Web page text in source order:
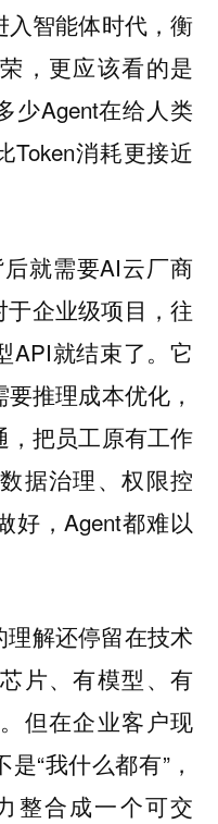
智能体时代，衡
，更应该看的是
少Agent在给人类
Token消耗更接近
就需要AI云厂商
企业级项目，往
API就结束了。它
推理成本优化，
把员工原有工作
据治理、权限控
，Agent都难以
解还停留在技术
片、有模型、有
但在企业客户现
“我什么都有”，
整合成一个可交